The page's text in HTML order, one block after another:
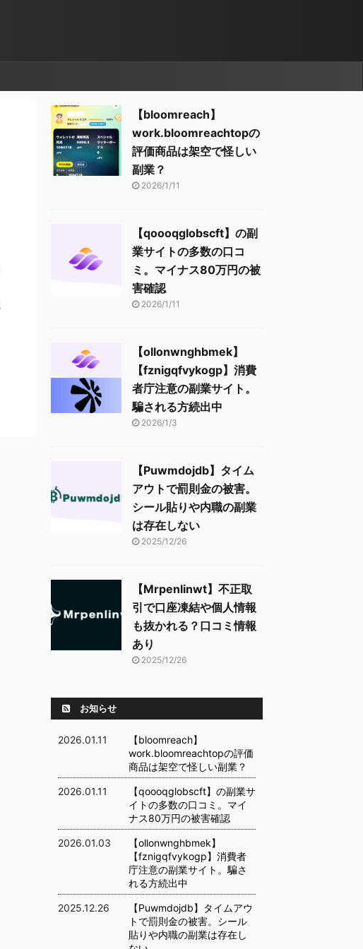
【bloomreach】
work.bloomreachtopの
評価商品は架空で怪しい
副業？
2026/1/11
【qoooqglobscft】の副
業サイトの多数の口コ
ミ。マイナス80万円の被
害確認
2026/1/11
【ollonwnghbmek】
【fznigqfvykogp】消費
者庁注意の副業サイト。
騙される方続出中
2026/1/3
【Puwmdojdb】タイム
アウトで罰則金の被害。
シール貼りや内職の副業
は存在しない
2025/12/26
【Mrpenlinwt】不正取
引で口座凍結や個人情報
も抜かれる？口コミ情報
あり
2025/12/26
お知らせ
2026.01.11
【bloomreach】
work.bloomreachtopの評価
商品は架空で怪しい副業？
2026.01.11
【qoooqglobscft】の副業サ
イトの多数の口コミ。マイ
ナス80万円の被害確認
2026.01.03
【ollonwnghbmek】
【fznigqfvykogp】消費者
庁注意の副業サイト。騙さ
れる方続出中
2025.12.26
【Puwmdojdb】タイムアウ
トで罰則金の被害。シール
貼りや内職の副業は存在し